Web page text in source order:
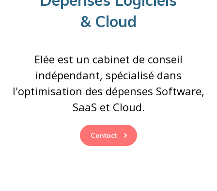
& Cloud
Elée est un cabinet de conseil
indépendant, spécialisé dans
l'optimisation des dépenses Software,
SaaS et Cloud.
Contact